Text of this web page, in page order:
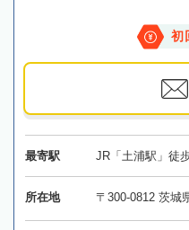
初
最寄駅 JR「土浦駅」徒
所在地 〒300-0812 茨城